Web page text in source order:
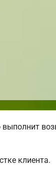
клиента.